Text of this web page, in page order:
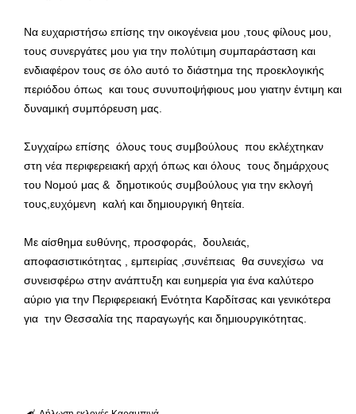
Να ευχαριστήσω επίσης την οικογένεια μου ,τους φίλους μου,
τους συνεργάτες μου για την πολύτιμη συμπαράσταση και
ενδιαφέρον τους σε όλο αυτό το διάστημα της προεκλογικής
περιόδου όπως και τους συνυποψήφιους μου γιατην έντιμη και
δυναμική συμπόρευση μας.
Συγχαίρω επίσης όλους τους συμβούλους που εκλέχτηκαν
στη νέα περιφερειακή αρχή όπως και όλους τους δημάρχους
του Νομού μας & δημοτικούς συμβούλους για την εκλογή
τους,ευχόμενη καλή και δημιουργική θητεία.
Με αίσθημα ευθύνης, προσφοράς, δουλειάς,
αποφασιστικότητας , εμπειρίας ,συνέπειας θα συνεχίσω να
συνεισφέρω στην ανάπτυξη και ευημερία για ένα καλύτερο
αύριο για την Περιφερειακή Ενότητα Καρδίτσας και γενικότερα
για την Θεσσαλία της παραγωγής και δημιουργικότητας.